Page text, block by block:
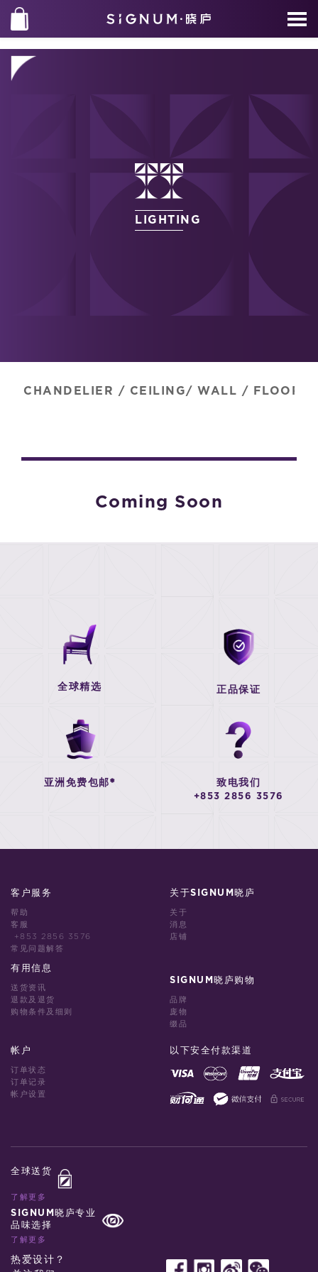
LIGHTING
CHANDELIER / CEILING/ WALL / FLOOR
Coming Soon
全球精选 正品保证
亚洲免费包邮* 致电我们
+853 2856 3576
客户服务
帮助
客服
+853 2856 3576
常见问题解答
有用信息
送货资讯
退款及退货
购物条件及细则
关于SIGNUM晓庐
关于
消息
店铺
SIGNUM晓庐购物
品牌
庞物
缀品
帐户
订单状态
订单记录
帐户设置
以下安全付款渠道
全球送货
了解更多
SIGNUM晓庐专业
品味选择
了解更多
热爱设计？